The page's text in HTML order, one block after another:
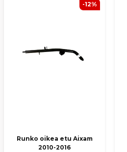
Runko oikea etu Aixam
2010-2016
-12%